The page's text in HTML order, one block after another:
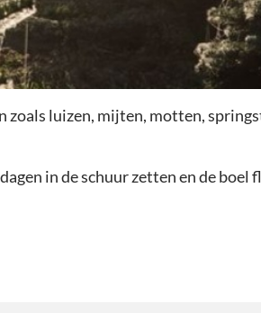
zoals luizen, mijten, motten,
in de schuur zetten en de boel